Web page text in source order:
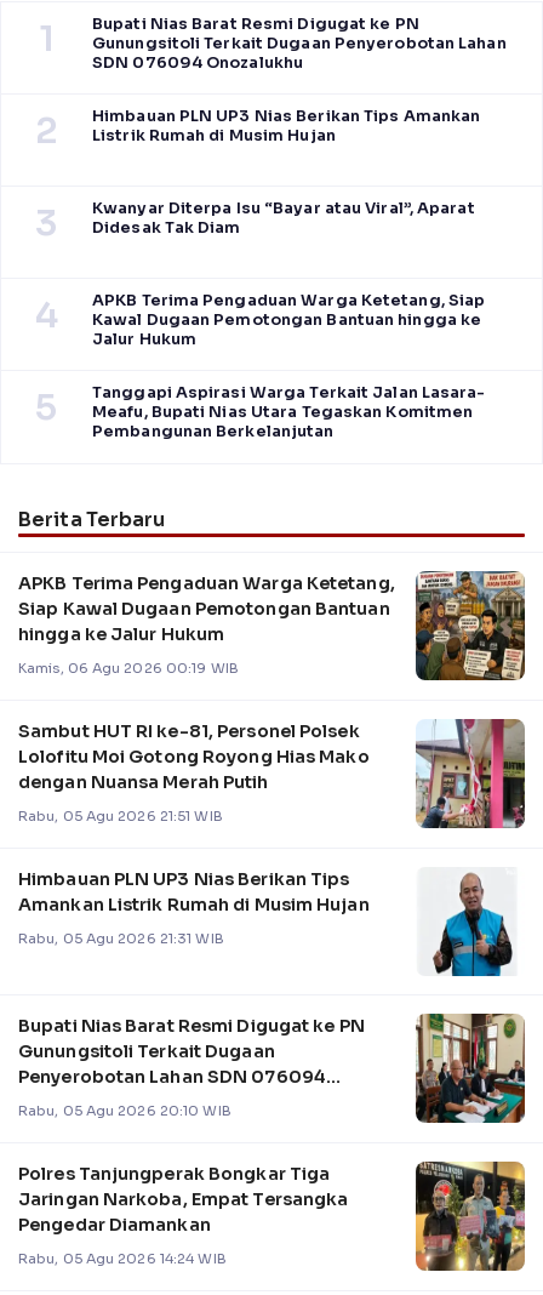
1
Bupati Nias Barat Resmi Digugat ke PN
Gunungsitoli Terkait Dugaan Penyerobotan Lahan
SDN 076094 Onozalukhu
2
Himbauan PLN UP3 Nias Berikan Tips Amankan
Listrik Rumah di Musim Hujan
3
Kwanyar Diterpa Isu “Bayar atau Viral”, Aparat
Didesak Tak Diam
4
APKB Terima Pengaduan Warga Ketetang, Siap
Kawal Dugaan Pemotongan Bantuan hingga ke
Jalur Hukum
5
Tanggapi Aspirasi Warga Terkait Jalan Lasara-
Meafu, Bupati Nias Utara Tegaskan Komitmen
Pembangunan Berkelanjutan
Berita Terbaru
APKB Terima Pengaduan Warga Ketetang,
Siap Kawal Dugaan Pemotongan Bantuan
hingga ke Jalur Hukum
Kamis, 06 Agu 2026 00:19 WIB
Sambut HUT RI ke-81, Personel Polsek
Lolofitu Moi Gotong Royong Hias Mako
dengan Nuansa Merah Putih
Rabu, 05 Agu 2026 21:51 WIB
Himbauan PLN UP3 Nias Berikan Tips
Amankan Listrik Rumah di Musim Hujan
Rabu, 05 Agu 2026 21:31 WIB
Bupati Nias Barat Resmi Digugat ke PN
Gunungsitoli Terkait Dugaan
Penyerobotan Lahan SDN 076094
Onozalukhu
Rabu, 05 Agu 2026 20:10 WIB
Polres Tanjungperak Bongkar Tiga
Jaringan Narkoba, Empat Tersangka
Pengedar Diamankan
Rabu, 05 Agu 2026 14:24 WIB